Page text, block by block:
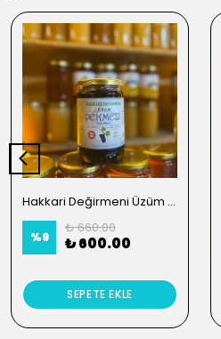
Hakkari Değirmeni Üzüm Pekmezi
%9
₺ 660.00
₺ 600.00
SEPETE EKLE